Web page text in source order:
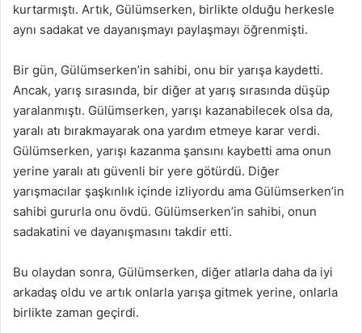
kurtarmıştı. Artık, Gülümserken, birlikte olduğu herkesle
aynı sadakat ve dayanışmayı paylaşmayı öğrenmişti.
Bir gün, Gülümserken’in sahibi, onu bir yarışa kaydetti.
Ancak, yarış sırasında, bir diğer at yarış sırasında düşüp
yaralanmıştı. Gülümserken, yarışı kazanabilecek olsa da,
yaralı atı bırakmayarak ona yardım etmeye karar verdi.
Gülümserken, yarışı kazanma şansını kaybetti ama onun
yerine yaralı atı güvenli bir yere götürdü. Diğer
yarışmacılar şaşkınlık içinde izliyordu ama Gülümserken’in
sahibi gururla onu övdü. Gülümserken’in sahibi, onun
sadakatini ve dayanışmasını takdir etti.
Bu olaydan sonra, Gülümserken, diğer atlarla daha da iyi
arkadaş oldu ve artık onlarla yarışa gitmek yerine, onlarla
birlikte zaman geçirdi.